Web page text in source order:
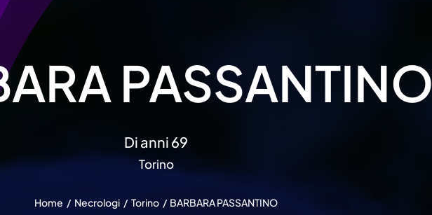
PASSANTINO
Di anni 69
Torino
Home Necrologi Torino BARBARA PASSANTINO